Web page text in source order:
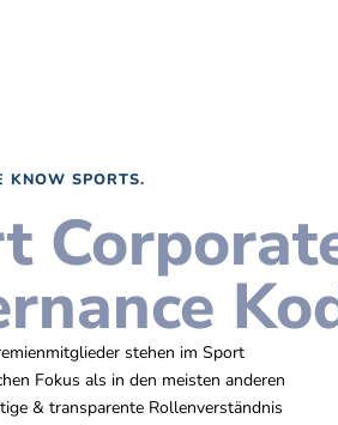
KNOW SPORTS.
stehen im Sport
Fokus als in den meisten anderen
& transparente Rollenverständnis